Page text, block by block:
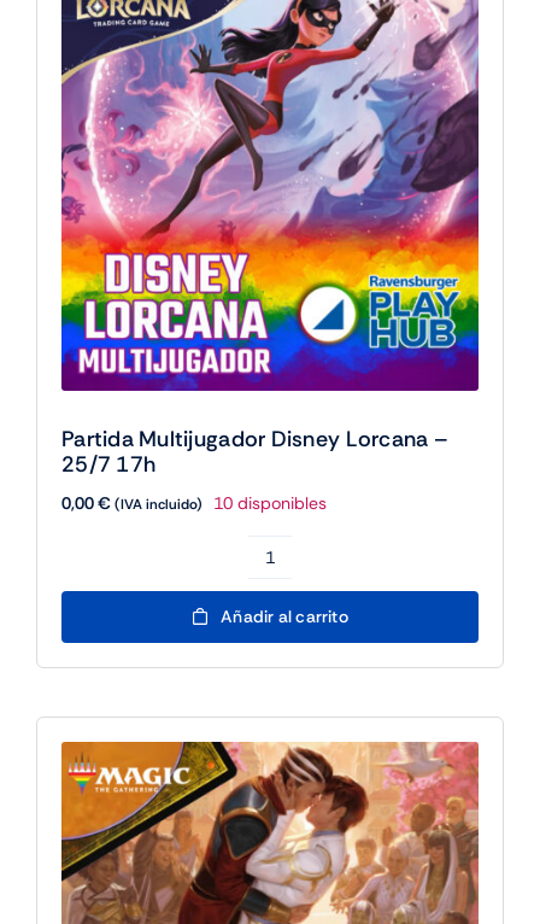
Partida Multijugador Disney Lorcana –
25/7 17h
0,00€(IVA incluido) 10 disponibles
Partida
Lorcana
17h
cantidad
Añadir al carrito